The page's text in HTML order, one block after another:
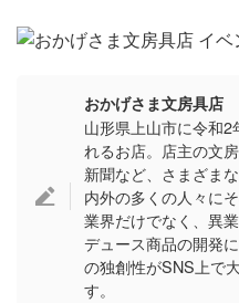
おかげさま文房具店
山形県上山市に令和
れるお店。店主の文
新聞など、さまざま
内外の多くの人々に
業界だけでなく、異
デュース商品の開発
の独創性がSNS上で
す。